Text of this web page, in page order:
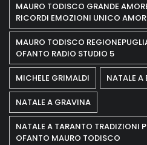
MAURO TODISCO GRANDE
RICORDI EMOZIONI UNICO
MAURO TODISCO
OFANTO RADIO STUDIO 5
MICHELE GRIMALDI NATALE A
NATALE A GRAVINA
NATALE A TARANTO TRADIZIONI
OFANTO MAURO TODISCO